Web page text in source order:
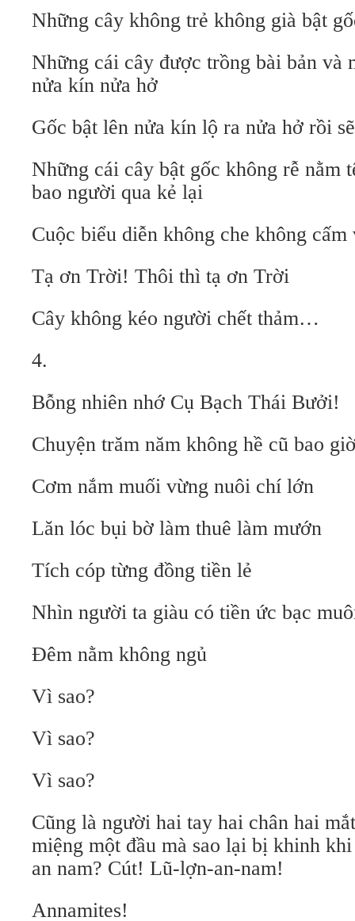
Những cây không trẻ không già bật
Những cái cây được trồng bài bản và
nửa kín nửa hở
Gốc bật lên nửa kín lộ ra nửa hở rồi
Những cái cây bật gốc không rễ nằm
bao người qua kẻ lại
Cuộc biểu diễn không che không
Tạ ơn Trời! Thôi thì tạ ơn Trời
Cây không kéo người chết thảm…
4.
Bỗng nhiên nhớ Cụ Bạch Thái Bưởi!
Chuyện trăm năm không hề cũ bao
Cơm nắm muối vừng nuôi chí lớn
Lăn lóc bụi bờ làm thuê làm mướn
Tích cóp từng đồng tiền lẻ
Nhìn người ta giàu có tiền ức bạc
Đêm nằm không ngủ
Vì sao?
Vì sao?
Vì sao?
Cũng là người hai tay hai chân hai
miệng một đầu mà sao lại bị khinh
an nam? Cút! Lũ-lợn-an-nam!
Annamites!